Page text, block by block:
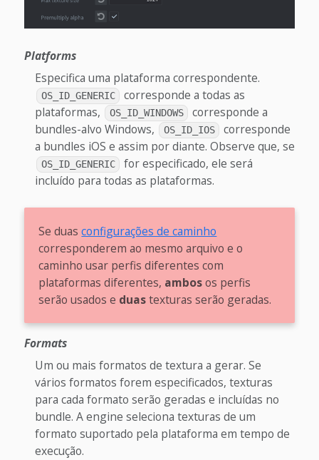
Platforms
Especifica uma plataforma correspondente.
OS_ID_GENERIC
corresponde a todas as
plataformas,
OS_ID_WINDOWS
corresponde a
bundles-alvo Windows,
OS_ID_IOS
corresponde
a bundles iOS e assim por diante. Observe que, se
OS_ID_GENERIC
for especificado, ele será
incluído para todas as plataformas.
Se duasconfigurações de caminho
corresponderem ao mesmo arquivo e o
caminho usar perfis diferentes com
plataformas diferentes, ambosos perfis
serão usados e duastexturas serão geradas.
Formats
Um ou mais formatos de textura a gerar. Se
vários formatos forem especificados, texturas
para cada formato serão geradas e incluídas no
bundle. A engine seleciona texturas de um
formato suportado pela plataforma em tempo de
execução.